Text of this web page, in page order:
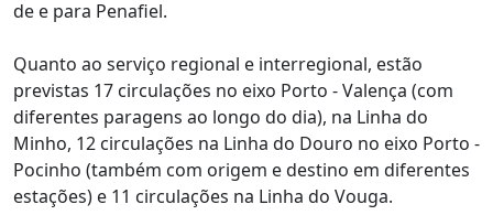
de e para Penafiel.
Quanto ao serviço regional e interregional, estão
previstas 17 circulações no eixo Porto - Valença (com
diferentes paragens ao longo do dia), na Linha do
Minho, 12 circulações na Linha do Douro no eixo Porto -
Pocinho (também com origem e destino em diferentes
estações) e 11 circulações na Linha do Vouga.